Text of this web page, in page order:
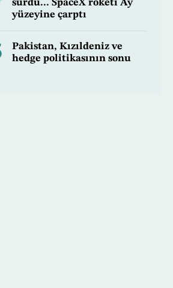
sürdü... SpaceX roketi Ay
yüzeyine çarptı
Pakistan, Kızıldeniz ve
hedge politikasının sonu